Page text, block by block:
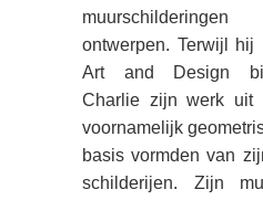
ontwerpen. Terwijl
Art and Design
Charlie zijn werk uit
voornamelijk
basis vormden van
schilderijen. Zijn